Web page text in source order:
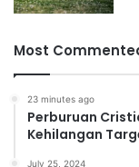
Most
23 minutes ago
Perburuan
Kehilangan
July 25, 2024